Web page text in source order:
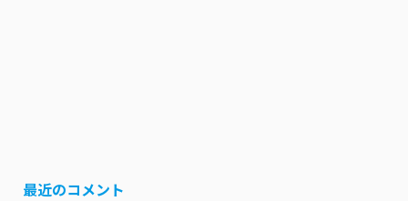
最近のコメント